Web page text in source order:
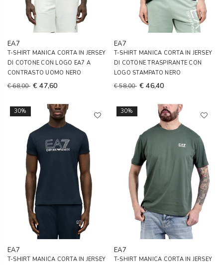
EA7
T-SHIRT MANICA CORTA IN JERSEY
DI COTONE CON LOGO EA7 A
CONTRASTO UOMO NERO
€ 68,00 € 47,60
EA7
T-SHIRT MANICA CORTA IN JERSEY
DI COTONE TRASPIRANTE CON
LOGO STAMPATO NERO
€ 58,00 € 46,40
30%
EA7
T-SHIRT MANICA CORTA IN JERSEY
30%
EA7
T-SHIRT MANICA CORTA IN JERSEY